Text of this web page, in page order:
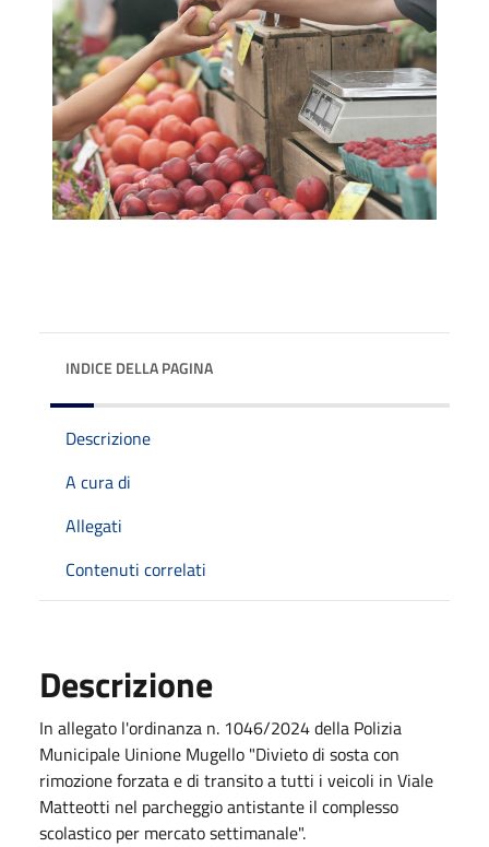
INDICE DELLA PAGINA
Descrizione
A cura di
Allegati
Contenuti correlati
Descrizione
In allegato l'ordinanza n. 1046/2024 della Polizia
Municipale Uinione Mugello "Divieto di sosta con
rimozione forzata e di transito a tutti i veicoli in Viale
Matteotti nel parcheggio antistante il complesso
scolastico per mercato settimanale".